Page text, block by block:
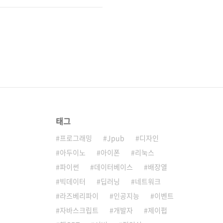
태그
프로그래밍 Jpub
디자인
아두이노
아이폰
리눅스
파이썬
데이터베이스
배장열
빅데이터
딥러닝
네트워크
라즈베리파이
인공지능
이벤트
자바스크립트
개발자
제이펍